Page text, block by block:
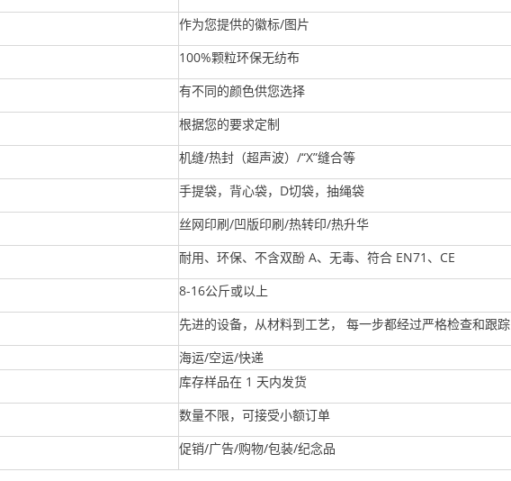
作为您提供的徽标/图片
100%颗粒环保无纺布
有不同的颜色供您选择
根据您的要求定制
机缝/热封（超声波）/“X”缝合等
手提袋，背心袋，D切袋，抽绳袋
丝网印刷/凹版印刷/热转印/热升华
耐用、环保、不含双酚 A、无毒、符合 EN71、CE
8-16公斤或以上
先进的设备，从材料到工艺， 每一步都经过严格检查和跟踪
海运/空运/快递
库存样品在 1 天内发货
数量不限，可接受小额订单
促销/广告/购物/包装/纪念品